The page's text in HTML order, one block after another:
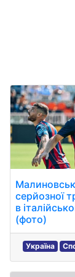
серйозної
в
(фото)
Україна